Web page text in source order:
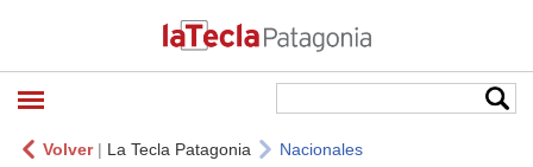
Volver| La Tecla Patagonia Nacionales